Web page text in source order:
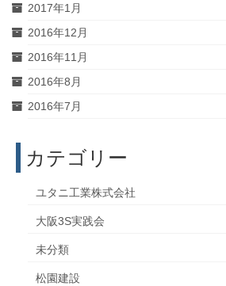
2017年1月
2016年12月
2016年11月
2016年8月
2016年7月
カテゴリー
ユタニ工業株式会社
大阪3S実践会
未分類
松園建設